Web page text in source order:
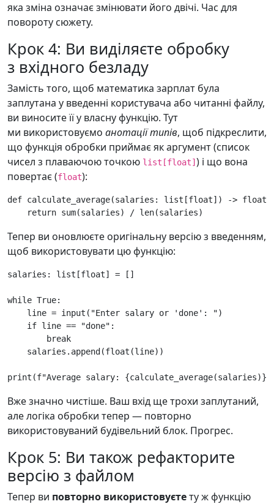
яка зміна означає змінювати його двічі. Час для
повороту сюжету.
Крок 4: Ви виділяєте обробку
з вхідного безладу
Замість того, щоб математика зарплат була
заплутана у введенні користувача або читанні файлу,
ви виносите її у власну функцію. Тут
ми використовуємо анотації типів, щоб підкреслити,
що функція обробки приймає як аргумент (список
чисел з плаваючою точкою list[float] ) і що вона
повертає (float):
def calculate_average(salaries : list [float]) -> float
return sum(salaries) / len(salaries)
Тепер ви оновлюєте оригінальну версію з введенням,
щоб використовувати цю функцію:
salaries : list [float] = []
while True:
line = input ( "Enter salary or 'done': ")
if line == "done" :
break
salaries . append (float (line))
print (f"Average salary: {calculate_average(salaries)}
Вже значно чистіше. Ваш вхід ще трохи заплутаний,
але логіка обробки тепер — повторно
використовуваний будівельний блок. Прогрес.
Крок 5: Ви також рефакторите
версію з файлом
Тепер ви повторно використовуєтету ж функцію